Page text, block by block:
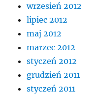
wrzesień 2012
lipiec 2012
maj 2012
marzec 2012
styczeń 2012
grudzień 2011
styczeń 2011